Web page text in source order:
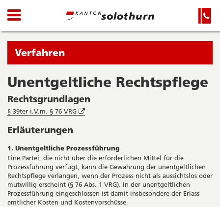
Kanton
Solothurn
Wichtige
Seiten
Startseite
Hauptnavigation
Inhalt
Suche
Navigation
und
Suche
Navigation
Sie
befinden
sich
gerade
in:
Verfahren
Unentgeltliche Rechtspflege
Rechtsgrundlagen
§ 39ter i.V.m. § 76 VRG
Öffnet
Erläuterungen
1. Unentgeltliche Prozessführung
Eine Partei, die nicht über die erforderlichen Mittel für die
Prozessführung verfügt, kann die Gewährung der unentgeltlichen
Rechtspflege verlangen, wenn der Prozess nicht als aussichtslos oder
mutwillig erscheint (§ 76 Abs. 1 VRG). In der unentgeltlichen
Prozessführung eingeschlossen ist damit insbesondere der Erlass
amtlicher Kosten und Kostenvorschüsse.